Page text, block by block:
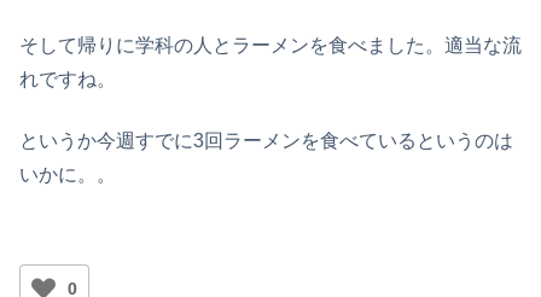
そして帰りに学科の人とラーメンを食べました。適当な流
れですね。
というか今週すでに3回ラーメンを食べているというのは
いかに。。
0